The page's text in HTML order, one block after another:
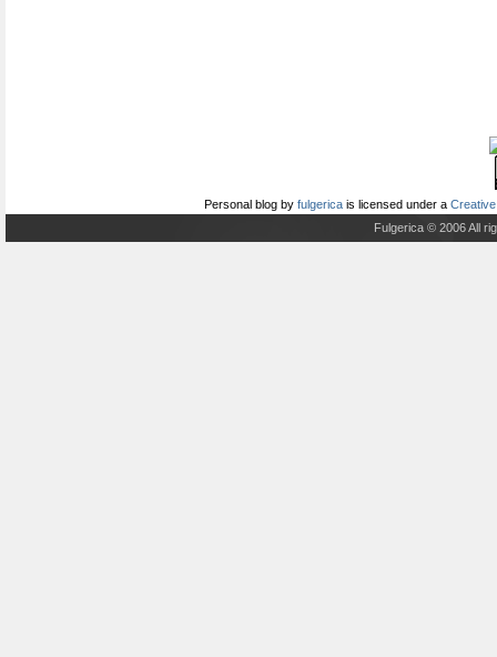
Personal blog by fulgerica is licensed under a
Fulgerica © 2006 All